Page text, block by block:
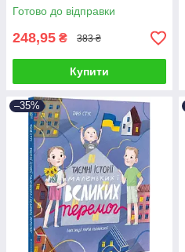
Готово до відправки
248,95 ₴ 383 ₴
Купити
–35%